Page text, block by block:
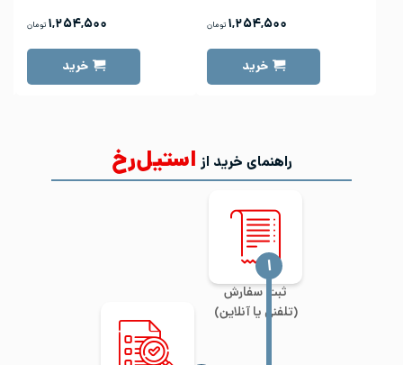
۱,۲۵۴,۵۰۰ تومان
خرید
۱,۲۵۴,۵۰۰ تومان
خرید
راهنمای خرید از استیل‌رخ
ثبت سفارش
(تلفنی یا آنلاین)
‍۱